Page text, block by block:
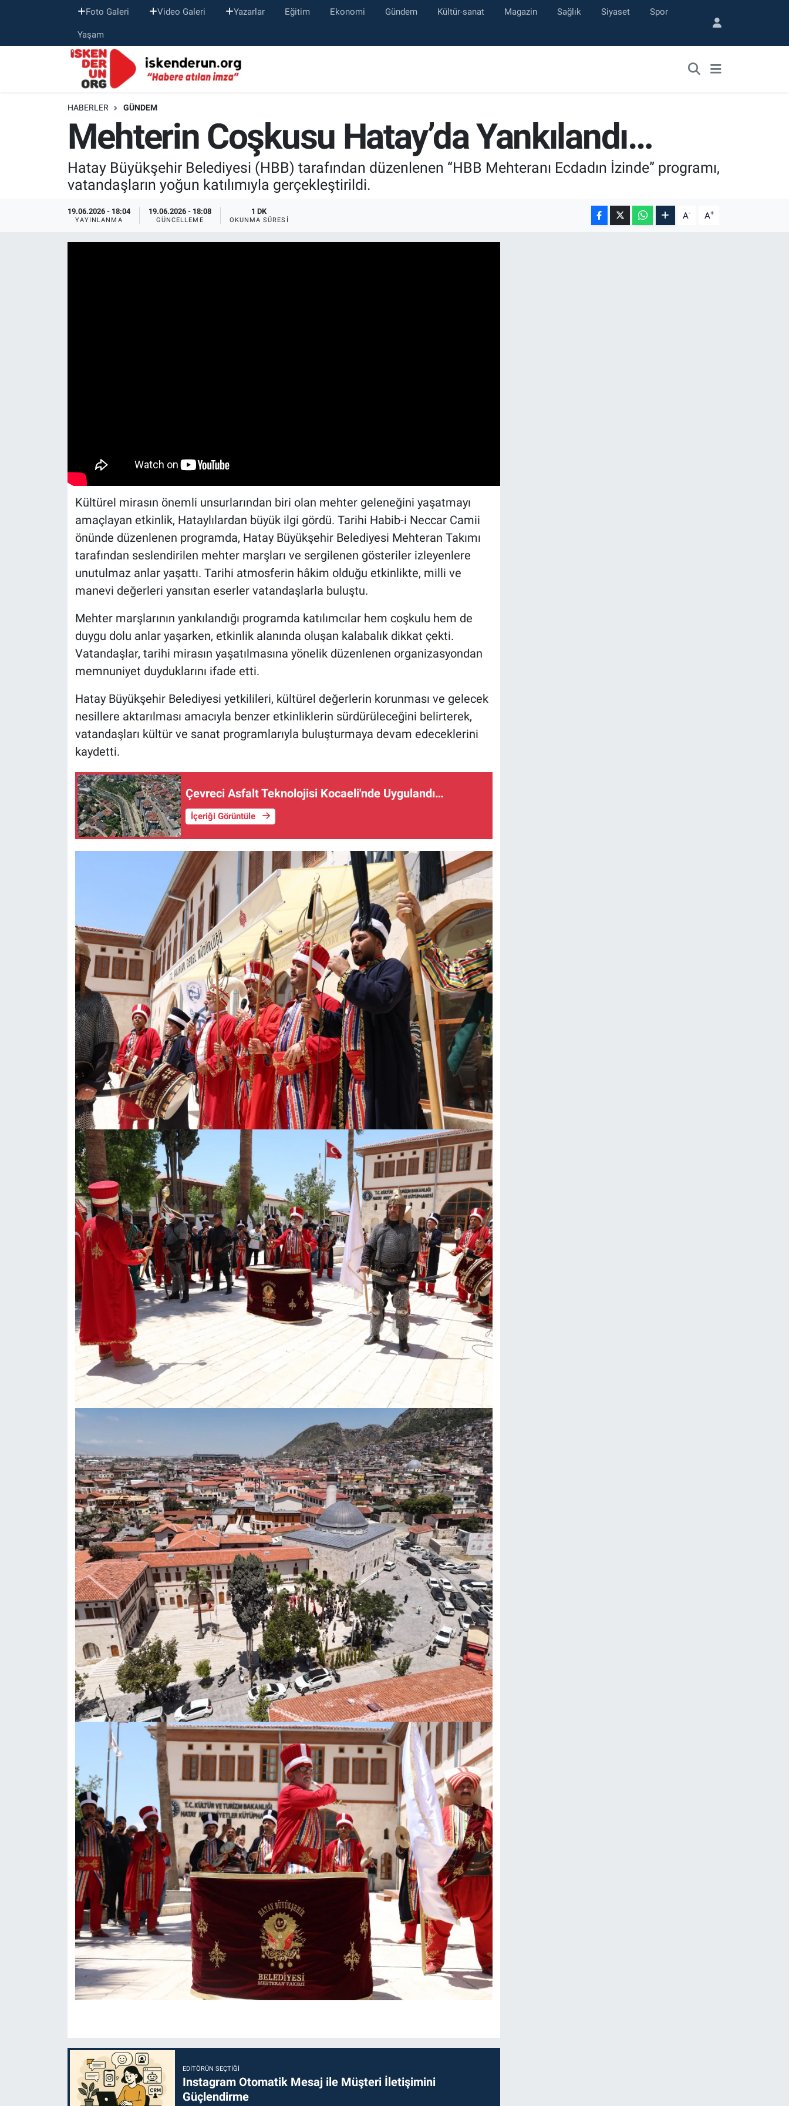
Foto Galeri Video Galeri Yazarlar Eğitim Ekonomi Gündem Kültür-sanat Magazin Sağlık Siyaset Spor
Yaşam
HABERLER GÜNDEM
Mehterin Coşkusu Hatay’da Yankılandı…
Hatay Büyükşehir Belediyesi (HBB) tarafından düzenlenen “HBB Mehteranı Ecdadın İzinde” programı,
vatandaşların yoğun katılımıyla gerçekleştirildi.
19.06.2026 - 18:04
YAYINLANMA
19.06.2026 - 18:08
GÜNCELLEME
1 DK
OKUNMA SÜRESI A- A+
Kültürel mirasın önemli unsurlarından biri olan mehter geleneğini yaşatmayı
amaçlayan etkinlik, Hataylılardan büyük ilgi gördü. Tarihi Habib-i Neccar Camii
önünde düzenlenen programda, Hatay Büyükşehir Belediyesi Mehteran Takımı
tarafından seslendirilen mehter marşları ve sergilenen gösteriler izleyenlere
unutulmaz anlar yaşattı. Tarihi atmosferin hâkim olduğu etkinlikte, milli ve
manevi değerleri yansıtan eserler vatandaşlarla buluştu.
Mehter marşlarının yankılandığı programda katılımcılar hem coşkulu hem de
duygu dolu anlar yaşarken, etkinlik alanında oluşan kalabalık dikkat çekti.
Vatandaşlar, tarihi mirasın yaşatılmasına yönelik düzenlenen organizasyondan
memnuniyet duyduklarını ifade etti.
Hatay Büyükşehir Belediyesi yetkilileri, kültürel değerlerin korunması ve gelecek
nesillere aktarılması amacıyla benzer etkinliklerin sürdürüleceğini belirterek,
vatandaşları kültür ve sanat programlarıyla buluşturmaya devam edeceklerini
kaydetti.
Çevreci Asfalt Teknolojisi Kocaeli'nde Uygulandı…
İçeriği Görüntüle
EDITÖRÜN SEÇTIĞI
Instagram Otomatik Mesaj ile Müşteri İletişimini
Güçlendirme